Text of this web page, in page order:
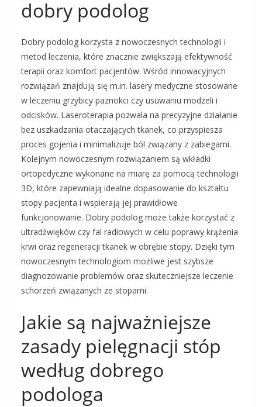
dobry podolog
Dobry podolog korzysta z nowoczesnych technologii i
metod leczenia, które znacznie zwiększają efektywność
terapii oraz komfort pacjentów. Wśród innowacyjnych
rozwiązań znajdują się m.in. lasery medyczne stosowane
w leczeniu grzybicy paznokci czy usuwaniu modzeli i
odcisków. Laseroterapia pozwala na precyzyjne działanie
bez uszkadzania otaczających tkanek, co przyspiesza
proces gojenia i minimalizuje ból związany z zabiegami.
Kolejnym nowoczesnym rozwiązaniem są wkładki
ortopedyczne wykonane na miarę za pomocą technologii
3D, które zapewniają idealne dopasowanie do kształtu
stopy pacjenta i wspierają jej prawidłowe
funkcjonowanie. Dobry podolog może także korzystać z
ultradźwięków czy fal radiowych w celu poprawy krążenia
krwi oraz regeneracji tkanek w obrębie stopy. Dzięki tym
nowoczesnym technologiom możliwe jest szybsze
diagnozowanie problemów oraz skuteczniejsze leczenie
schorzeń związanych ze stopami.
Jakie są najważniejsze
zasady pielęgnacji stóp
według dobrego
podologa